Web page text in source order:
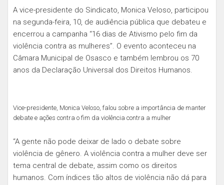
A vice-presidente do Sindicato, Monica Veloso, participou
na segunda-feira, 10, de audiência pública que debateu e
encerrou a campanha “16 dias de Ativismo pelo fim da
violência contra as mulheres”. O evento aconteceu na
Câmara Municipal de Osasco e também lembrou os 70
anos da Declaração Universal dos Direitos Humanos.
Vice-presidente, Monica Veloso, falou sobre a importância de manter
debate e ações contra o fim da violência contra a mulher
“A gente não pode deixar de lado o debate sobre
violência de gênero. A violência contra a mulher deve ser
tema central de debate, assim como os direitos
humanos. Com índices tão altos de violência não dá para